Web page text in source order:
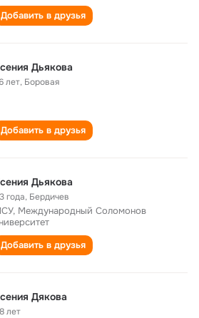
Добавить в друзья
Дьякова
лет, Боровая
Добавить в друзья
Дьякова
года, Бердичев
Международный Соломонов
Добавить в друзья
Дякова
лет